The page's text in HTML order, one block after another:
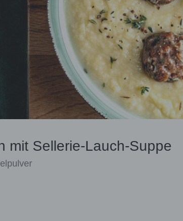
mit Sellerie-Lauch-Suppe